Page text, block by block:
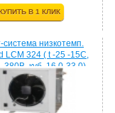
В 1 КЛИК
система низкотемп.
LCM 324 ( t -25 -15C,
380В, куб. 16,0-33,0)